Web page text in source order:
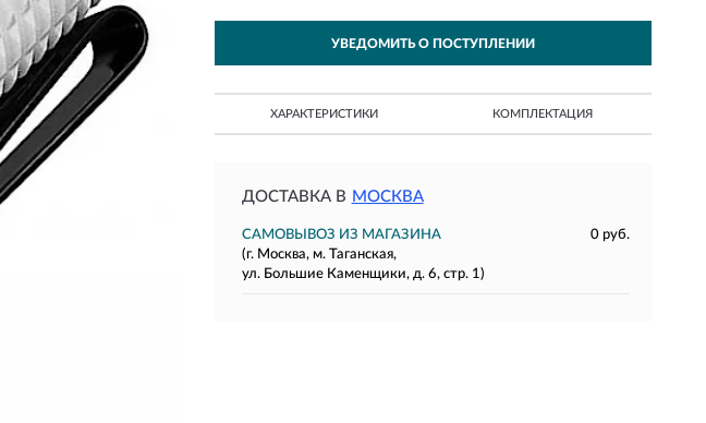
УВЕДОМИТЬ О ПОСТУПЛЕНИИ
ХАРАКТЕРИСТИКИ КОМПЛЕКТАЦИЯ
ДОСТАВКА В МОСКВА
САМОВЫВОЗ ИЗ МАГАЗИНА
0 руб.
(г. Москва, м. Таганская,
ул. Большие Каменщики, д. 6, стр. 1)